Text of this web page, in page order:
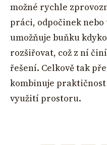
možné rychle
práci, odpočinek
umožňuje buňku
rozšiřovat, což z ní
řešení. Celkově tak
kombinuje
využití prostoru.